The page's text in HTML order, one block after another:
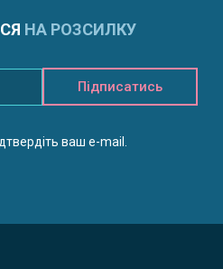
НА РОЗСИЛКУ
Підписатись
ваш e-mail.